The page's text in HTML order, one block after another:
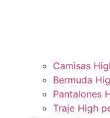
Camisas
Bermuda
Pantalones
Traje High